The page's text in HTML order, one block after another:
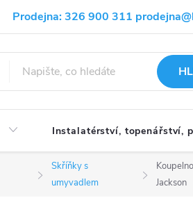
Prodejna: 326 900 311
Obchodní podmínky Ochrana
Instalatérství, topenářství,
Skříňky s
umyvadlem
Jackson